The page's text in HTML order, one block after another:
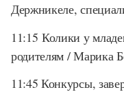
Держникеле,
11:15 Колики у
родителям / Марика
11:45 Конкурсы,